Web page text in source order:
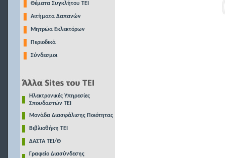
Θέματα Συγκλήτου ΤΕΙ
Αιτήματα Δαπανών
Μητρώα Εκλεκτόρων
Περιοδικά
Σύνδεσμοι
Ηλεκτρονικές Υπηρεσίες
Σπουδαστών ΤΕΙ
Μονάδα Διασφάλισης Ποιότητας
Βιβλιοθήκη ΤΕΙ
ΔΑΣΤΑ ΤΕΙ/Θ
Γραφείο Διασύνδεσης